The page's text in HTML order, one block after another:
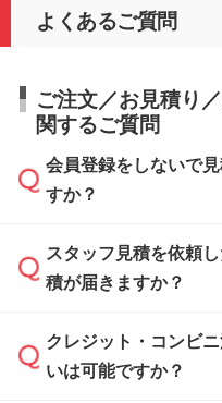
よくあるご質問
ご注文／お見積り
関するご質問
会員登録をしないで
すか？
可能です。見積・注
まま進む』ボタンか
スタッフ見積を依頼
積が届きますか？
通常、翌営業日まで
雑状況によっては、
クレジット・コンビ
いは可能ですか？